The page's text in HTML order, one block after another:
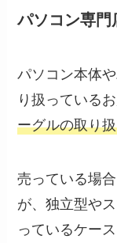
パソコン専門
パソコン本体
り扱っている
ーグルの取り
売っている場
が、独立型や
っているケー